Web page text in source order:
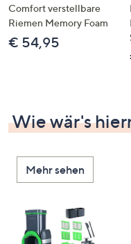
Comfort verstellbare
Riemen Memory Foam
€ 54,95
Wie wär's
Mehr sehen